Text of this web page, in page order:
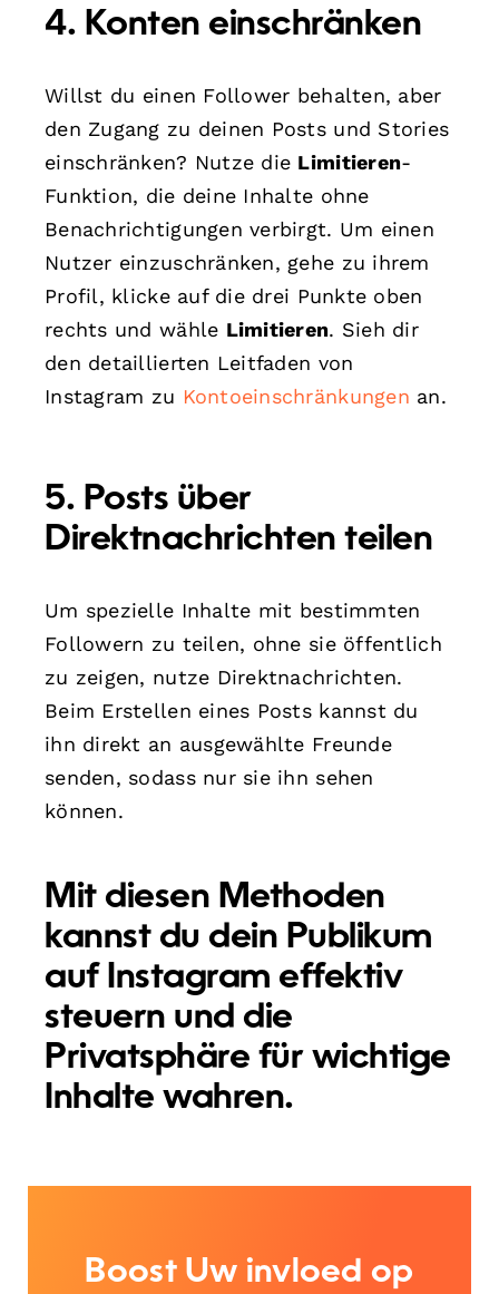
4. Konten einschränken
Willst du einen Follower behalten, aber
den Zugang zu deinen Posts und Stories
einschränken? Nutze die Limitieren-
Funktion, die deine Inhalte ohne
Benachrichtigungen verbirgt. Um einen
Nutzer einzuschränken, gehe zu ihrem
Profil, klicke auf die drei Punkte oben
rechts und wähle Limitieren. Sieh dir
den detaillierten Leitfaden von
Instagram zu Kontoeinschränkungen an.
5. Posts über
Direktnachrichten teilen
Um spezielle Inhalte mit bestimmten
Followern zu teilen, ohne sie öffentlich
zu zeigen, nutze Direktnachrichten.
Beim Erstellen eines Posts kannst du
ihn direkt an ausgewählte Freunde
senden, sodass nur sie ihn sehen
können.
Mit diesen Methoden
kannst du dein Publikum
auf Instagram effektiv
steuern und die
Privatsphäre für wichtige
Inhalte wahren.
Boost Uw invloed op